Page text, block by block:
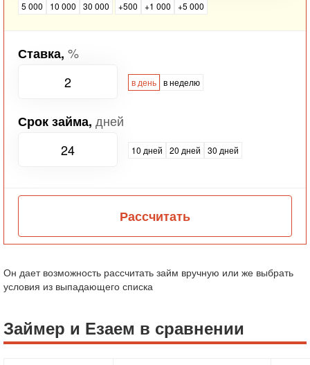
5 000 10 000 30 000 +500 +1 000 +5 000
Ставка, %
в день в неделю
Срок займа, дней
10 дней 20 дней 30 дней
Рассчитать
Он дает возможность рассчитать займ вручную или же выбрать
условия из выпадающего списка
Займер и Езаем в сравнении